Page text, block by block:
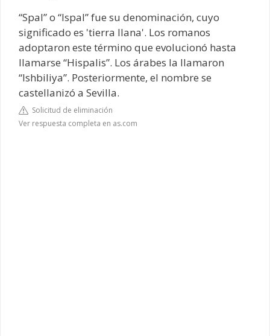
“Spal” o “Ispal” fue su denominación, cuyo
significado es 'tierra llana'. Los romanos
adoptaron este término que evolucionó hasta
llamarse “Hispalis”. Los árabes la llamaron
“Ishbiliya”. Posteriormente, el nombre se
castellanizó a Sevilla.
Solicitud de eliminación
Ver respuesta completa en as.com